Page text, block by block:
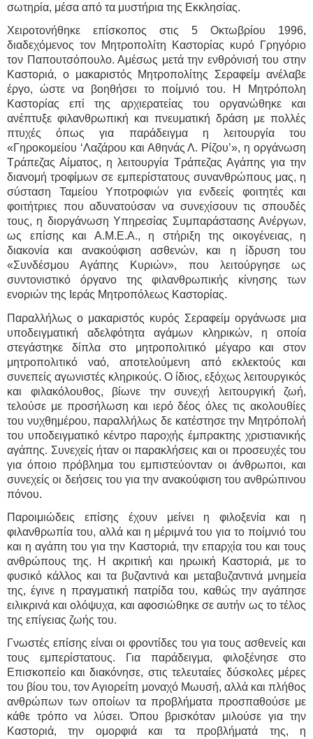
σωτηρία, μέσα από τα μυστήρια της Εκκλησίας.
Χειροτονήθηκε επίσκοπος στις 5 Οκτωβρίου 1996,
διαδεχόμενος τον Μητροπολίτη Καστορίας κυρό Γρηγόριο
τον Παπουτσόπουλο. Αμέσως μετά την ενθρόνισή του στην
Καστοριά, ο μακαριστός Μητροπολίτης Σεραφείμ ανέλαβε
έργο, ώστε να βοηθήσει το ποίμνιό του. Η Μητρόπολη
Καστορίας επί της αρχιερατείας του οργανώθηκε και
ανέπτυξε φιλανθρωπική και πνευματική δράση με πολλές
πτυχές όπως για παράδειγμα η λειτουργία του
«Γηροκομείου ‘Λαζάρου και Αθηνάς Λ. Ρίζου’», η οργάνωση
Τράπεζας Αίματος, η λειτουργία Τράπεζας Αγάπης για την
διανομή τροφίμων σε εμπερίστατους συνανθρώπους μας, η
σύσταση Ταμείου Υποτροφιών για ενδεείς φοιτητές και
φοιτήτριες που αδυνατούσαν να συνεχίσουν τις σπουδές
τους, η διοργάνωση Υπηρεσίας Συμπαράστασης Ανέργων,
ως επίσης και Α.Μ.Ε.Α., η στήριξη της οικογένειας, η
διακονία και ανακούφιση ασθενών, και η ίδρυση του
«Συνδέσμου Αγάπης Κυριών», που λειτούργησε ως
συντονιστικό όργανο της φιλανθρωπικής κίνησης των
ενοριών της Ιεράς Μητροπόλεως Καστορίας.
Παραλλήλως ο μακαριστός κυρός Σεραφείμ οργάνωσε μια
υποδειγματική αδελφότητα αγάμων κληρικών, η οποία
στεγάστηκε δίπλα στο μητροπολιτικό μέγαρο και στον
μητροπολιτικό ναό, αποτελούμενη από εκλεκτούς και
συνεπείς αγωνιστές κληρικούς. Ο ίδιος, εξόχως λειτουργικός
και φιλακόλουθος, βίωνε την συνεχή λειτουργική ζωή,
τελούσε με προσήλωση και ιερό δέος όλες τις ακολουθίες
του νυχθημέρου, παραλλήλως δε κατέστησε την Μητρόπολή
του υποδειγματικό κέντρο παροχής έμπρακτης χριστιανικής
αγάπης. Συνεχείς ήταν οι παρακλήσεις και οι προσευχές του
για όποιο πρόβλημα του εμπιστεύονταν οι άνθρωποι, και
συνεχείς οι δεήσεις του για την ανακούφιση του ανθρώπινου
πόνου.
Παροιμιώδεις επίσης έχουν μείνει η φιλοξενία και η
φιλανθρωπία του, αλλά και η μέριμνά του για το ποίμνιό του
και η αγάπη του για την Καστοριά, την επαρχία του και τους
ανθρώπους της. Η ακριτική και ηρωική Καστοριά, με το
φυσικό κάλλος και τα βυζαντινά και μεταβυζαντινά μνημεία
της, έγινε η πραγματική πατρίδα του, καθώς την αγάπησε
ειλικρινά και ολόψυχα, και αφοσιώθηκε σε αυτήν ως το τέλος
της επίγειας ζωής του.
Γνωστές επίσης είναι οι φροντίδες του για τους ασθενείς και
τους εμπερίστατους. Για παράδειγμα, φιλοξένησε στο
Επισκοπείο και διακόνησε, στις τελευταίες δύσκολες μέρες
του βίου του, τον Αγιορείτη μοναχό Μωυσή, αλλά και πλήθος
ανθρώπων των οποίων τα προβλήματα προσπαθούσε με
κάθε τρόπο να λύσει. Όπου βρισκόταν μιλούσε για την
Καστοριά, την ομορφιά και τα προβλήματά της, η